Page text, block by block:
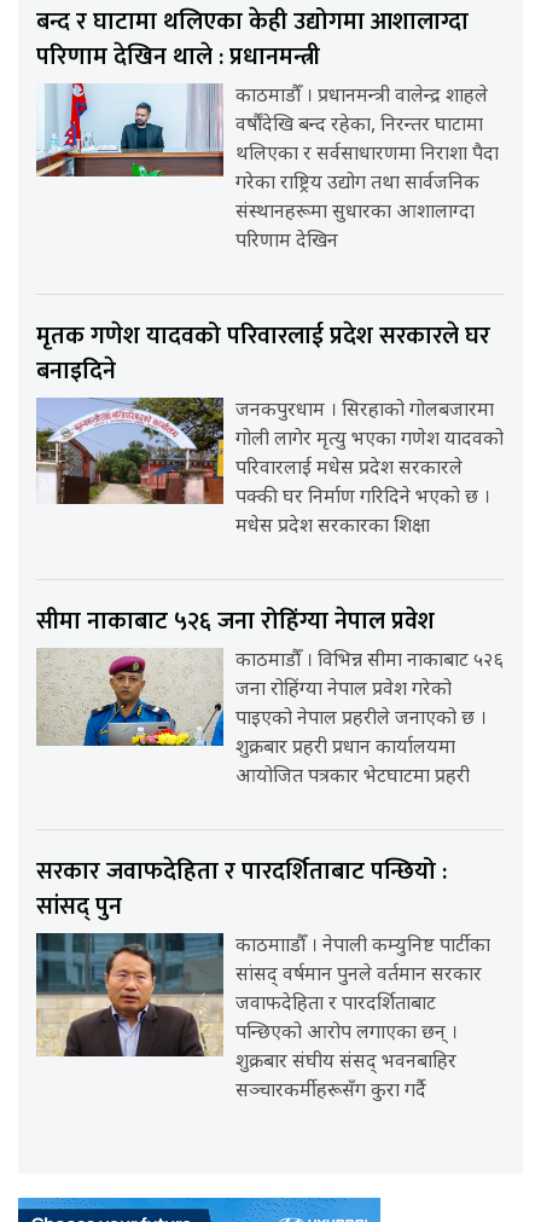
बन्द र घाटामा थलिएका केही उद्योगमा आशालाग्दा
परिणाम देखिन थाले : प्रधानमन्त्री
काठमाडौँ । प्रधानमन्त्री वालेन्द्र शाहले
वर्षौंदेखि बन्द रहेका, निरन्तर घाटामा
थलिएका र सर्वसाधारणमा निराशा पैदा
गरेका राष्ट्रिय उद्योग तथा सार्वजनिक
संस्थानहरूमा सुधारका आशालाग्दा
परिणाम देखिन
मृतक गणेश यादवको परिवारलाई प्रदेश सरकारले घर
बनाइदिने
जनकपुरधाम । सिरहाको गोलबजारमा
गोली लागेर मृत्यु भएका गणेश यादवको
परिवारलाई मधेस प्रदेश सरकारले
पक्की घर निर्माण गरिदिने भएको छ ।
मधेस प्रदेश सरकारका शिक्षा
सीमा नाकाबाट ५२६ जना रोहिंग्या नेपाल प्रवेश
काठमाडौँ । विभिन्न सीमा नाकाबाट ५२६
जना रोहिंग्या नेपाल प्रवेश गरेको
पाइएको नेपाल प्रहरीले जनाएको छ ।
शुक्रबार प्रहरी प्रधान कार्यालयमा
आयोजित पत्रकार भेटघाटमा प्रहरी
सरकार जवाफदेहिता र पारदर्शिताबाट पन्छियो :
सांसद् पुन
काठमााडौँ । नेपाली कम्युनिष्ट पार्टीका
सांसद् वर्षमान पुनले वर्तमान सरकार
जवाफदेहिता र पारदर्शिताबाट
पन्छिएको आरोप लगाएका छन् ।
शुक्रबार संघीय संसद् भवनबाहिर
सञ्चारकर्मीहरूसँग कुरा गर्दै